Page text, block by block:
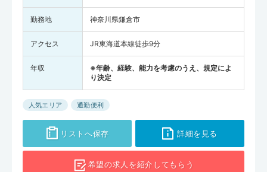
奈川県が全国平均を上まわっています。病床数（人口10万人あたり）
立大学病院」や「横浜市立大学附属 市民総合医療センター」では地域
医療連連携をテーマに研修会を盛んにおこなっており、医師の立場か
らすると、県内で働きながら医療・福祉連携について学んでいきやす
いでしょう。また厚生労働省が調査・発表した『医師・歯科医師・薬
は21,122人（全国の医師の人数は327,210人)、横浜市西区で337人、
川崎市川崎区で536人でした。神奈川県の医師の人数を人口10万人あ
たりに換算すると、県全体で231人（全国平均は246人）、横浜市西
区で342人、川崎市川崎区で240人となります。神奈川県は内科や外
科・小児科など診療科で医師が不足しており、医療機関・介護施設に
勤務地 神奈川県鎌倉市
アクセス JR東海道本線徒歩9分
年収
※年齢、経験、能力を考慮のうえ、規定によ
り決定
人気エリア 通勤便利
リストへ保存 詳細を見る
希望の求人を紹介してもらう